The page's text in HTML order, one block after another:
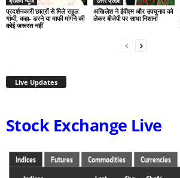
प्रदर्शनकारी छात्रों से मिले राहुल
गांधी, कहा- डरने या माफी मांगने की
कोई जरूरत नहीं
अखिलेश ने ईवीएम और उपचुनाव को
लेकर बीजेपी पर साधा निशाना
Live Updates
Stock Exchange Live